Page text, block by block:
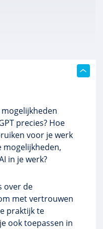
precies? Hoe
voor je werk
mogelijkheden,
in je werk?
over de
met vertrouwen
praktijk te
ook toepassen in